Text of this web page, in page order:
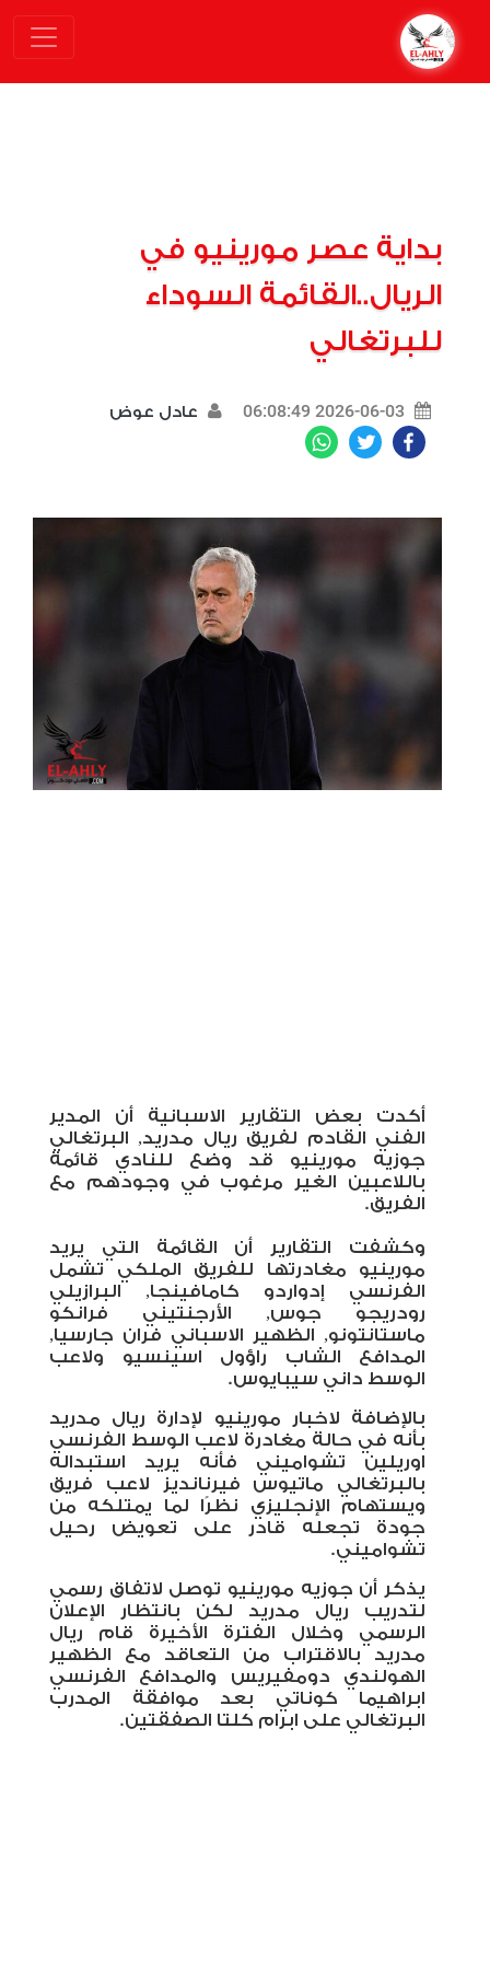
بداية عصر مورينيو في
الريال..القائمة السوداء
للبرتغالي
2026-06-03 06:08:49 عادل عوض
Facebook
Twitter
أكدت بعض التقارير الاسبانية أن المدير
الفني القادم لفريق ريال مدريد, البرتغالي
جوزيه مورينيو قد وضع للنادي قائمة
باللاعبين الغير مرغوب في وجودهم مع
الفريق.
وكشفت التقارير أن القائمة التي يريد
مورينيو مغادرتها للفريق الملكي تشمل
الفرنسي إدواردو كامافينجا, البرازيلي
رودريجو جوس, الأرجنتيني فرانكو
ماستانتونو, الظهير الاسباني فران جارسيا,
المدافع الشاب راؤول اسينسيو ولاعب
الوسط داني سيبايوس.
بالإضافة لاخبار مورينيو لإدارة ريال مدريد
بأنه في حالة مغادرة لاعب الوسط الفرنسي
اوريلين تشواميني فأنه يريد استبداله
بالبرتغالي ماتيوس فيرنانديز لاعب فريق
ويستهام الإنجليزي نظرًا لما يمتلكه من
جودة تجعله قادر على تعويض رحيل
تشواميني.
يذكر أن جوزيه مورينيو توصل لاتفاق رسمي
لتدريب ريال مدريد لكن بانتظار الإعلان
الرسمي وخلال الفترة الأخيرة قام ريال
مدريد بالاقتراب من التعاقد مع الظهير
الهولندي دومفيريس والمدافع الفرنسي
ابراهيما كوناتي بعد موافقة المدرب
البرتغالي على ابرام كلتا الصفقتين.